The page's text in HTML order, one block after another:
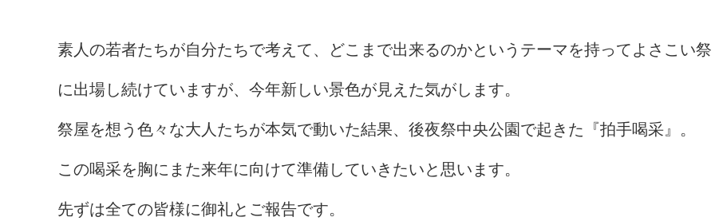
素人の若者たちが自分たちで考えて、どこまで出来るのかというテーマを持ってよさこい祭
に出場し続けていますが、今年新しい景色が見えた気がします。
祭屋を想う色々な大人たちが本気で動いた結果、後夜祭中央公園で起きた『拍手喝采』。
この喝采を胸にまた来年に向けて準備していきたいと思います。
先ずは全ての皆様に御礼とご報告です。